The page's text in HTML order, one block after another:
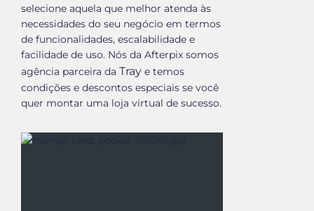
selecione aquela que melhor atenda às
necessidades do seu negócio em termos
de funcionalidades, escalabilidade e
facilidade de uso. Nós da Afterpix somos
agência parceira da Tray e temos
condições e descontos especiais se você
quer montar uma loja virtual de sucesso.